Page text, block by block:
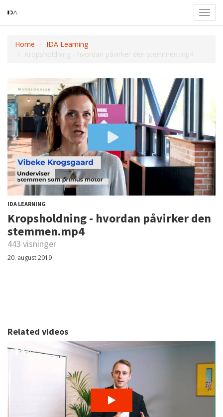
Home
IDA Learning
Kropsholdning - hvordan påvirker den stemmen.mp4
IDA LEARNING
Kropsholdning - hvordan påvirker den
stemmen.mp4
443 visninger
20. august 2019
Related videos